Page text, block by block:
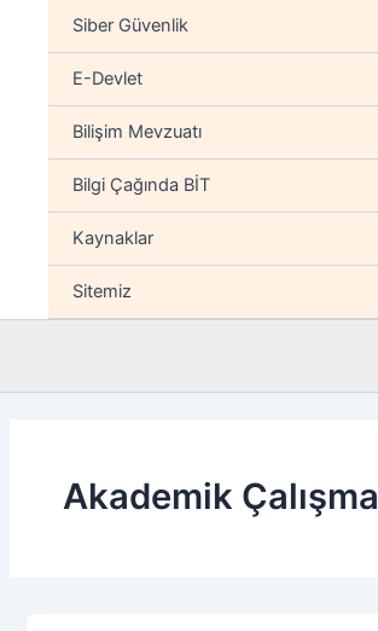
Siber Güvenlik
E-Devlet
Bilişim Mevzuatı
Bilgi Çağında BİT
Kaynaklar
Sitemiz
Akademik Çalışma